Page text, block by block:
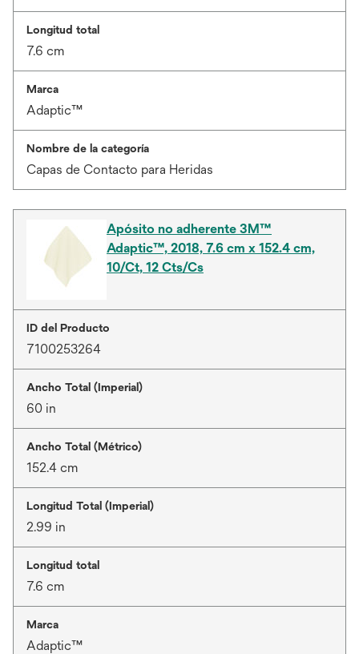
Longitud total
7.6 cm
Marca
Adaptic™
Nombre de la categoría
Capas de Contacto para Heridas
Apósito no adherente 3M™
Adaptic™, 2018, 7.6 cm x 152.4 cm,
10/Ct, 12 Cts/Cs
ID del Producto
7100253264
Ancho Total (Imperial)
60 in
Ancho Total (Métrico)
152.4 cm
Longitud Total (Imperial)
2.99 in
Longitud total
7.6 cm
Marca
Adaptic™